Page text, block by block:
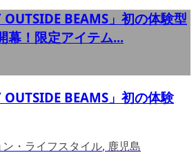
BEAMS」初の体験型
幕！限定アイテム...
BEAMS」初の体験
・ライフスタイル, 鹿児島